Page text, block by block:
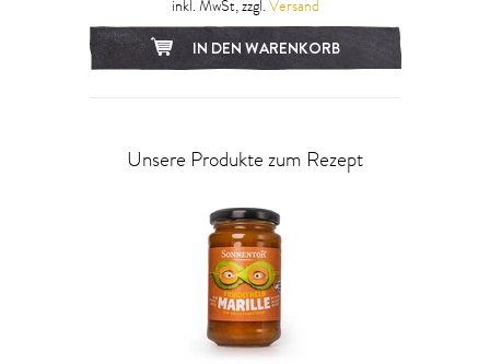
inkl. MwSt, zzgl. Versand
IN DEN WARENKORB
Unsere Produkte zum Rezept